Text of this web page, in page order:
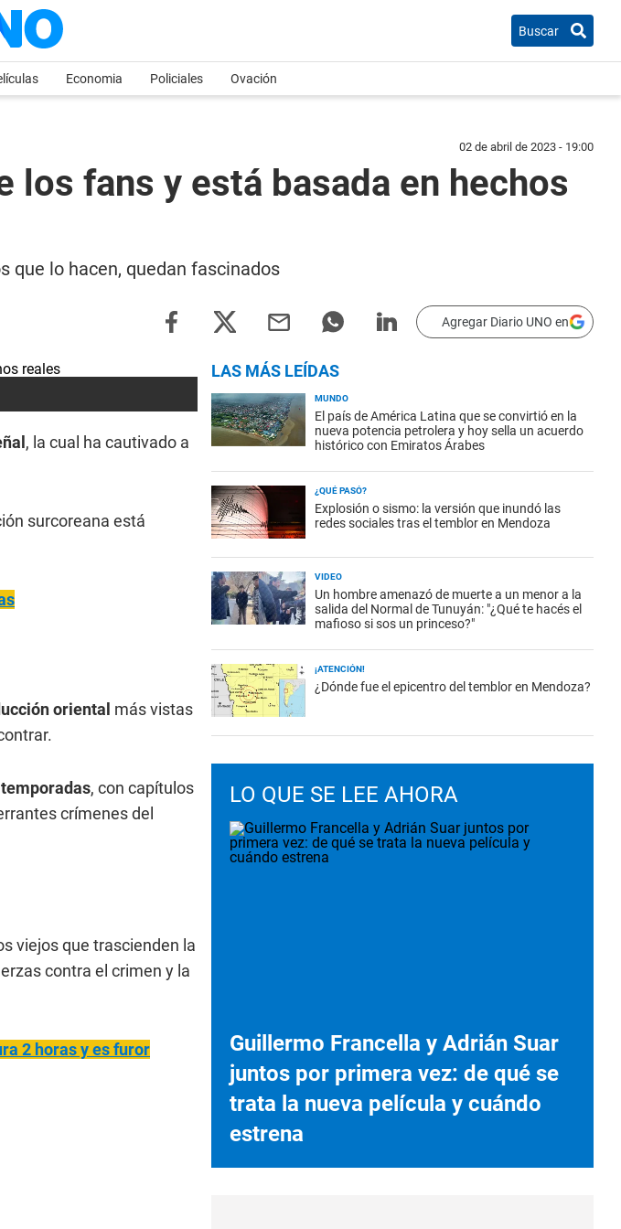
Buscar
Economia Policiales Ovación
02 de abril de 2023 - 19:00
fans y está basada en hechos
que lo hacen, quedan fascinados
Agregar Diario UNO en
, la cual ha cautivado a
surcoreana está
oriental más vistas
, con capítulos
crímenes del
viejos que trascienden la
contra el crimen y la
2 horas y es furor
LAS MÁS LEÍDAS
MUNDO
El país de América Latina que se convirtió en la
nueva potencia petrolera y hoy sella un acuerdo
histórico con Emiratos Árabes
¿QUÉ PASÓ?
Explosión o sismo: la versión que inundó las
redes sociales tras el temblor en Mendoza
VIDEO
Un hombre amenazó de muerte a un menor a la
salida del Normal de Tunuyán: "¿Qué te hacés el
mafioso si sos un princeso?"
¡ATENCIÓN!
¿Dónde fue el epicentro del temblor en Mendoza?
LO QUE SE LEE AHORA
Guillermo Francella y Adrián Suar
juntos por primera vez: de qué se
trata la nueva película y cuándo
estrena